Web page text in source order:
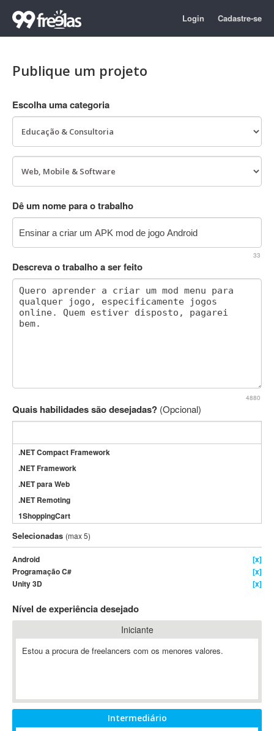
Login Cadastre-se
Publique um projeto
Escolha uma categoria
Dê um nome para o trabalho
33
Descreva o trabalho a ser feito
4880
Quais habilidades são desejadas? (Opcional)
.NET Compact Framework
.NET Framework
.NET para Web
.NET Remoting
1ShoppingCart
3DS Max
3GSM
4D Dimension
802.11
A-GPS
ABBYY FineReader
Selecionadas (max 5)
Android
[x]
Programação C#
[x]
Unity 3D
[x]
Nível de experiência desejado
Iniciante
Estou a procura de freelancers com os menores valores.
Intermediário